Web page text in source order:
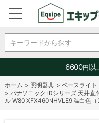
キーワードから探す
6600円以
ホーム > 照明器具 > ベースライト
> パナソニック iDシリーズ 天井直
ル W80 XFX460NHVLE9 温白色（